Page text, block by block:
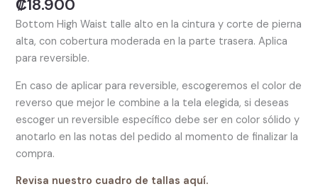
₡18.900
Bottom High Waist talle alto en la cintura y corte de pierna
alta, con cobertura moderada en la parte trasera. Aplica
para reversible.
En caso de aplicar para reversible, escogeremos el color de
reverso que mejor le combine a la tela elegida, si deseas
escoger un reversible específico debe ser en color sólido y
anotarlo en las notas del pedido al momento de finalizar la
compra.
Revisa nuestro cuadro de tallas aquí.